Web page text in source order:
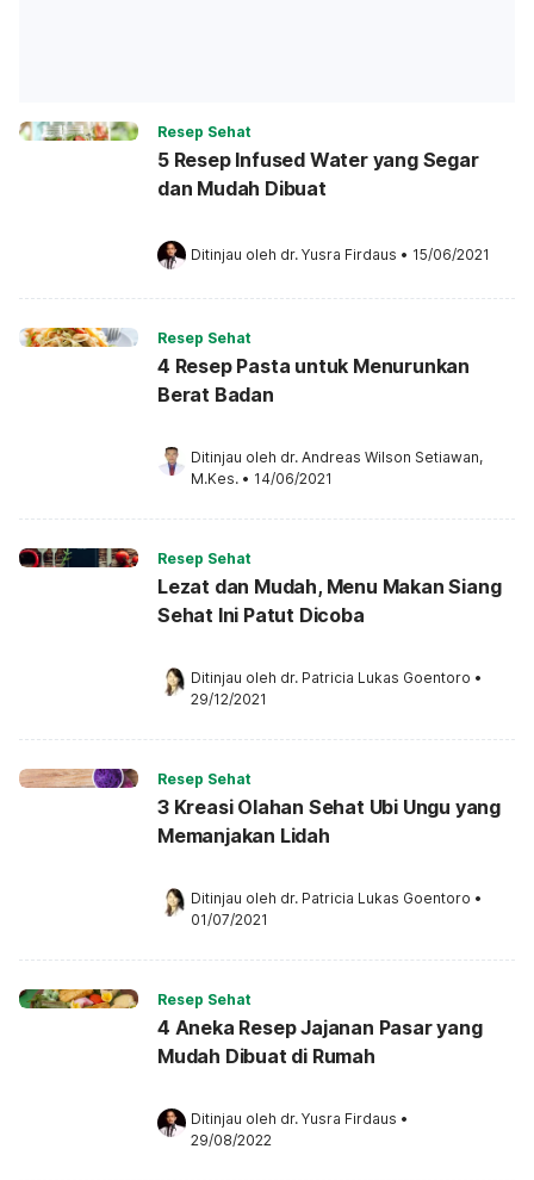
Resep Sehat
5 Resep Infused Water yang Segar
dan Mudah Dibuat
Ditinjau oleh dr. Yusra Firdaus • 15/06/2021
Resep Sehat
4 Resep Pasta untuk Menurunkan
Berat Badan
Ditinjau oleh dr. Andreas Wilson Setiawan,
M.Kes. • 14/06/2021
Resep Sehat
Lezat dan Mudah, Menu Makan Siang
Sehat Ini Patut Dicoba
Ditinjau oleh dr. Patricia Lukas Goentoro •
29/12/2021
Resep Sehat
3 Kreasi Olahan Sehat Ubi Ungu yang
Memanjakan Lidah
Ditinjau oleh dr. Patricia Lukas Goentoro •
01/07/2021
Resep Sehat
4 Aneka Resep Jajanan Pasar yang
Mudah Dibuat di Rumah
Ditinjau oleh dr. Yusra Firdaus •
29/08/2022